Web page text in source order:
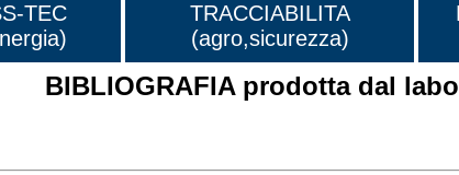
TEC
TRACCIABILITA
(agro,sicurezza)
BIBLIOGRAFIA prodotta dal